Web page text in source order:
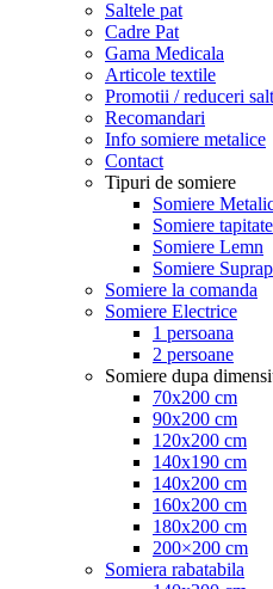
Saltele pat
Cadre Pat
Gama Medicala
Articole textile
Promotii / reduceri
Recomandari
Info somiere metalice
Contact
Tipuri de somiere
Somiere
Somiere tapitate
Somiere Lemn
Somiere
Somiere la comanda
Somiere Electrice
1 persoana
2 persoane
Somiere dupa
70x200 cm
90x200 cm
120x200 cm
140x190 cm
140x200 cm
160x200 cm
180x200 cm
200×200 cm
Somiera rabatabila